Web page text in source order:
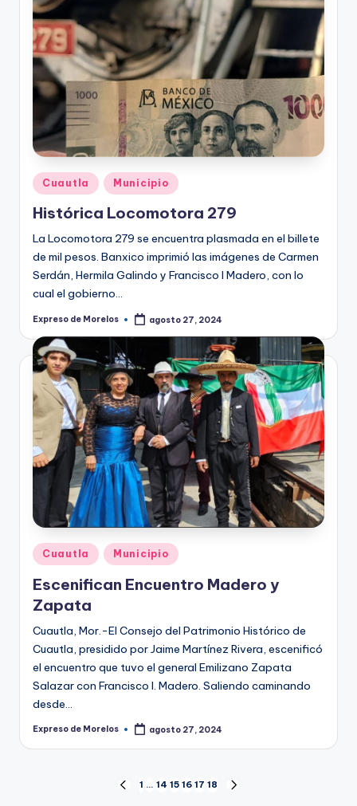
Publicado
en
Cuautla Municipio
Histórica Locomotora 279
La Locomotora 279 se encuentra plasmada en el billete
de mil pesos. Banxico imprimió las imágenes de Carmen
Serdán, Hermila Galindo y Francisco I Madero, con lo
cual el gobierno…
Publicado
Expreso de Morelos agosto 27, 2024
Publicado
en
Cuautla Municipio
Escenifican Encuentro Madero y
Zapata
Cuautla, Mor.-El Consejo del Patrimonio Histórico de
Cuautla, presidido por Jaime Martínez Rivera, escenificó
el encuentro que tuvo el general Emilizano Zapata
Salazar con Francisco I. Madero. Saliendo caminando
desde…
Publicado
Expreso de Morelos agosto 27, 2024
Paginación
PÁGINA
1 … 14 15 16 17 18